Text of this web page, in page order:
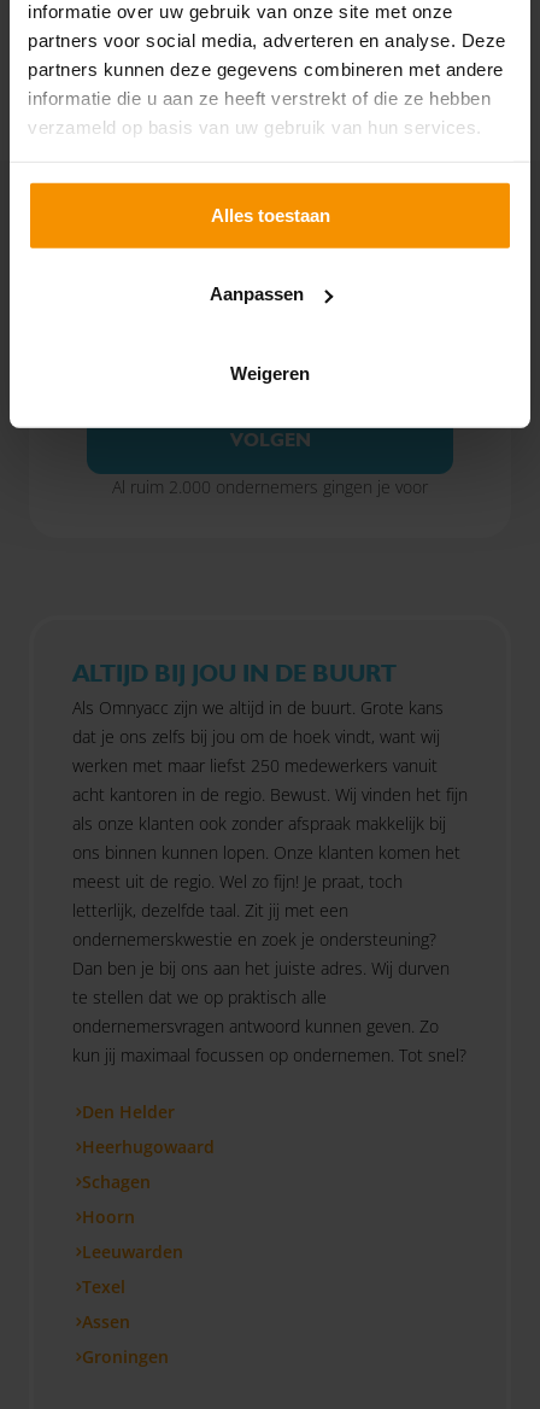
informatie over uw gebruik van onze site met onze
partners voor social media, adverteren en analyse. Deze
partners kunnen deze gegevens combineren met andere
informatie die u aan ze heeft verstrekt of die ze hebben
verzameld op basis van uw gebruik van hun services.
Alles toestaan
Aanpassen
Weigeren
bedrijf over te nemen. Hier heb je vaak een
aanvullende financiering voor nodig.
Lees verder
Omnyacc op LinkedIn
VOLGEN
Al ruim 2.000 ondernemers gingen je voor
ALTIJD BIJ JOU IN DE BUURT
Als Omnyacc zijn we altijd in de buurt. Grote kans
dat je ons zelfs bij jou om de hoek vindt, want wij
werken met maar liefst 250 medewerkers vanuit
acht kantoren in de regio. Bewust. Wij vinden het fijn
als onze klanten ook zonder afspraak makkelijk bij
ons binnen kunnen lopen. Onze klanten komen het
meest uit de regio. Wel zo fijn! Je praat, toch
letterlijk, dezelfde taal. Zit jij met een
ondernemerskwestie en zoek je ondersteuning?
Dan ben je bij ons aan het juiste adres. Wij durven
te stellen dat we op praktisch alle
ondernemersvragen antwoord kunnen geven. Zo
kun jij maximaal focussen op ondernemen. Tot snel?
Den Helder
Heerhugowaard
Schagen
Hoorn
Leeuwarden
Texel
Assen
Groningen